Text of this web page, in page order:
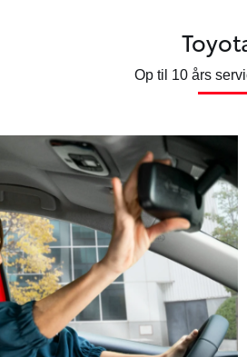
Op til 10 års